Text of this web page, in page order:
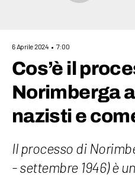
6 Aprile 2024 7:00
Cos’è il
Norimberga
nazisti e
Il processo di
- settembre 1946) è